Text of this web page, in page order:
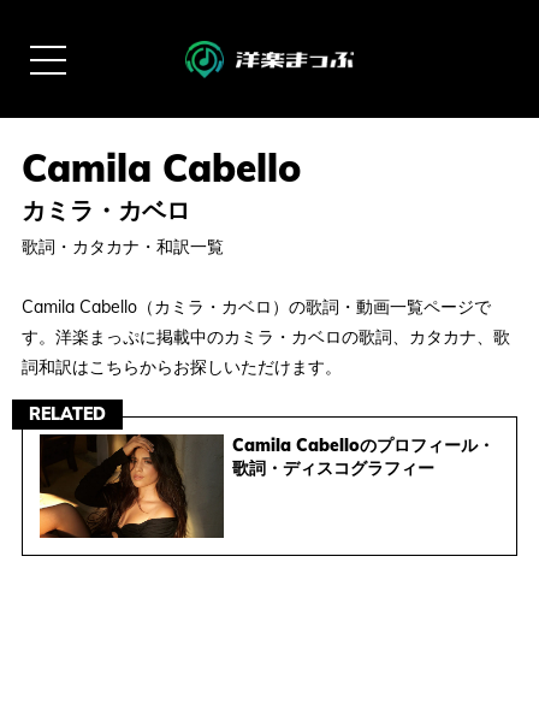
カミラ・カベロ
歌詞・カタカナ・和訳一覧
Camila Cabello（カミラ・カベロ）の歌詞・動画一覧ページで
す。洋楽まっぷに掲載中のカミラ・カベロの歌詞、カタカナ、歌
詞和訳はこちらからお探しいただけます。
RELATED
Camila Cabelloのプロフィール・
歌詞・ディスコグラフィー